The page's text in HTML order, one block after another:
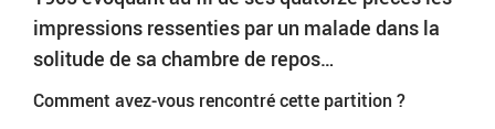
impressions ressenties par un malade dans la
solitude de sa chambre de repos…
Comment avez-vous rencontré cette partition ?